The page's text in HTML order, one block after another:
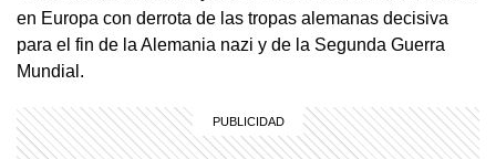
en Europa con derrota de las tropas alemanas decisiva
para el fin de la Alemania nazi y de la Segunda Guerra
Mundial.